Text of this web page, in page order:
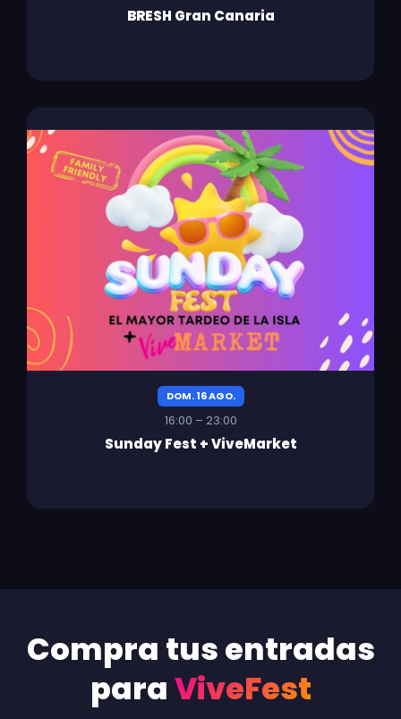
BRESH Gran Canaria
DOM. 16 AGO.
16:00 – 23:00
Sunday Fest + ViveMarket
Compra tus entradas
paraViveFest